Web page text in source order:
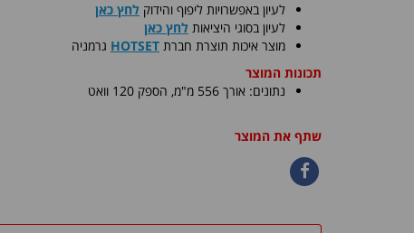
לעיון באפשרויות ליפוף והידוק לחץ כאן
לעיון בסוגי היציאות לחץ כאן
​מוצר איכות תוצרת חברת HOTSET גרמניה
תכונות המוצר
נתונים: אורך 556 מ"מ, הספק 120 וואט
שתף את המוצר